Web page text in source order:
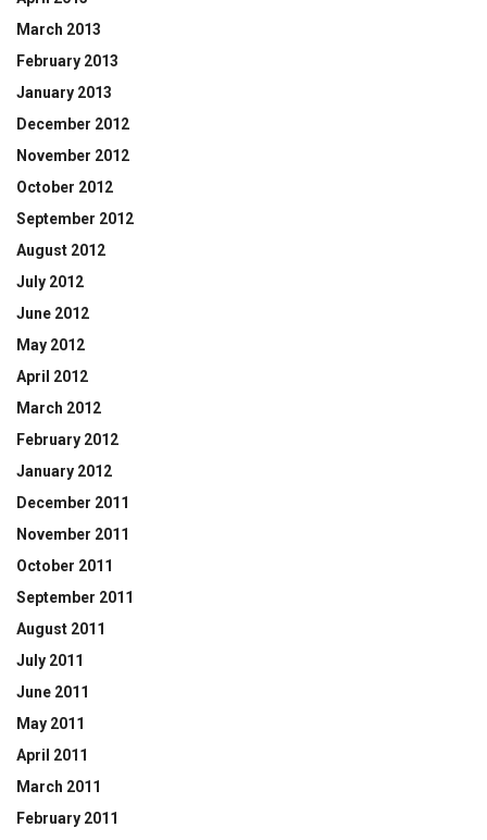
March 2013
February 2013
January 2013
December 2012
November 2012
October 2012
September 2012
August 2012
July 2012
June 2012
May 2012
April 2012
March 2012
February 2012
January 2012
December 2011
November 2011
October 2011
September 2011
August 2011
July 2011
June 2011
May 2011
April 2011
March 2011
February 2011